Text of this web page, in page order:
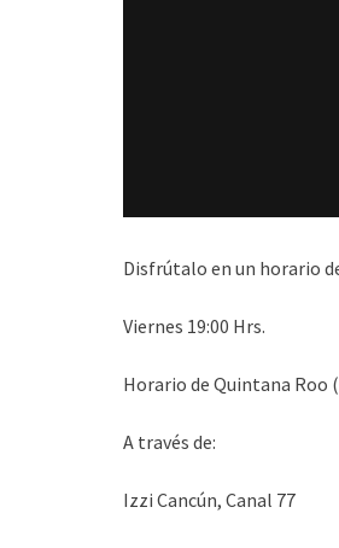
Disfrútalo en un horario
Viernes 19:00 Hrs.
Horario de Quintana Roo
A través de:
Izzi Cancún, Canal 77